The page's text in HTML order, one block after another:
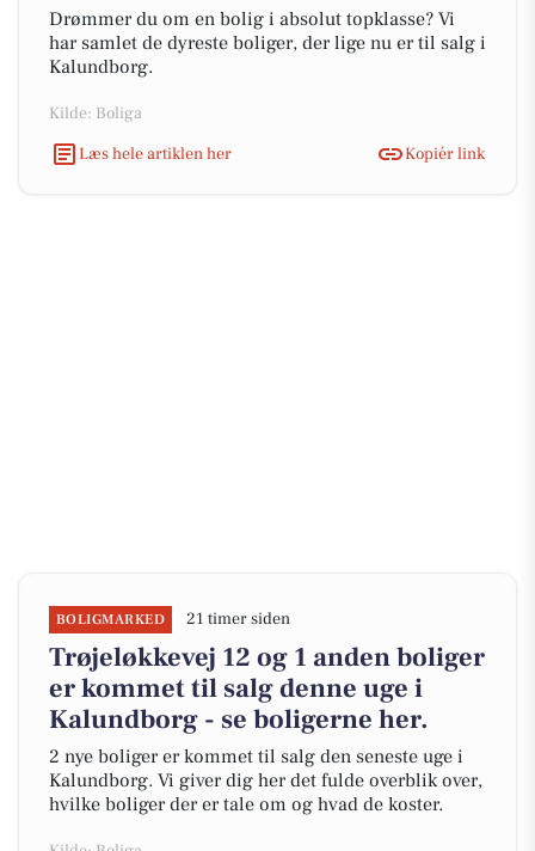
Drømmer du om en bolig i absolut topklasse? Vi
har samlet de dyreste boliger, der lige nu er til salg i
Kalundborg.
Kilde: Boliga
Læs hele artiklen her
Kopiér link
BOLIGMARKED 21 timer siden
Trøjeløkkevej 12 og 1 anden boliger
er kommet til salg denne uge i
Kalundborg - se boligerne her.
2 nye boliger er kommet til salg den seneste uge i
Kalundborg. Vi giver dig her det fulde overblik over,
hvilke boliger der er tale om og hvad de koster.